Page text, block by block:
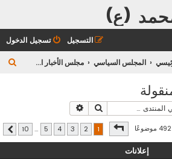
(ع)
تسجيل الدخول التسجيل
المجلس السياسي مجلس الأخبار المنقولة
ب
بحث
492 موضوعًا صفحة1 من10
2
3
4
5
…
10 التالي
إعلانات